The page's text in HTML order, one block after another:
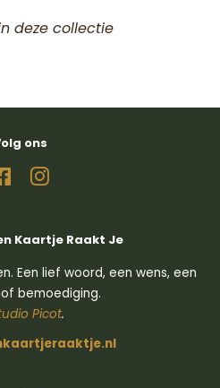
deze collectie
ons
FacebookInstagram
Kaartje Raakt Je
Een lief woord, een wens, een
bemoediging.
Picot.